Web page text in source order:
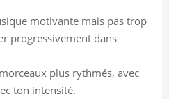
motivante mais pas trop
progressivement dans
morceaux plus rythmés, avec
ton intensité.